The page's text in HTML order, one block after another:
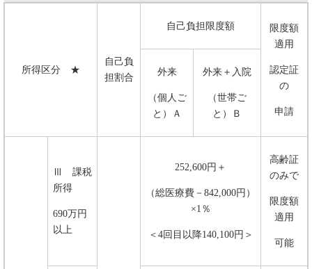
所得区分 ★
自己負
担割合
自己負担限度額
限度額
適用
認定証
の
申請
外来
（個人ご
と）Ａ
外来＋入院
（世帯ご
と）Ｂ
Ⅲ 課税
所得
690万円
以上
252,600円＋
（総医療費－842,000円）
×1％
＜4回目以降140,100円＞
高齢証
のみで
限度額
適用
可能